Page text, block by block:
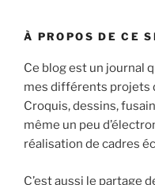
À PROPOS DE CE
Ce blog est un journal
mes différents projets
Croquis, dessins,
même un peu
réalisation de cadres
C’est aussi le partage